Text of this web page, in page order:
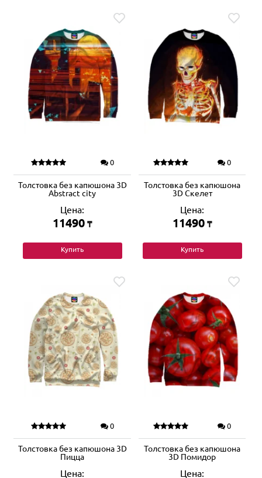
0
Толстовка без капюшона 3D
Abstract city
Цена:
11490 ₸
Купить
0
Толстовка без капюшона
3D Скелет
Цена:
11490 ₸
Купить
0
Толстовка без капюшона 3D
Пицца
Цена:
0
Толстовка без капюшона
3D Помидор
Цена: